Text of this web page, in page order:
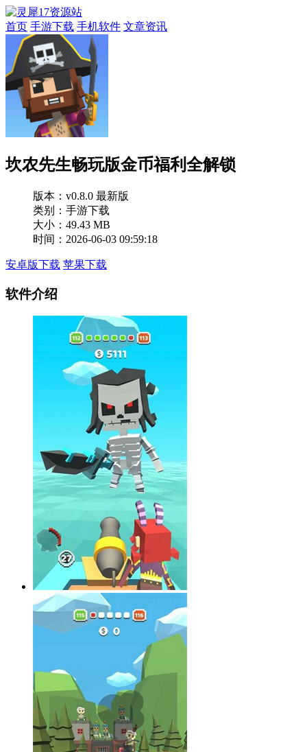
首页 手游下载 手机软件 文章资讯
坎农先生畅玩版金币福利全解锁
版本： v0.8.0 最新版
类别：手游下载
大小：49.43 MB
时间：2026-06-03 09:59:18
安卓版下载 苹果下载
软件介绍